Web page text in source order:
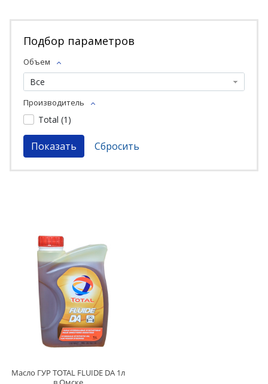
Подбор параметров
Объем
Все
Производитель
Total (1 )
Масло ГУР TOTAL FLUIDE DA 1л